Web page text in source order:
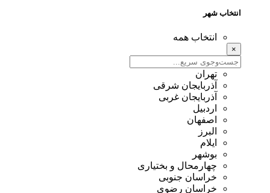
انتخاب شهر
انتخاب همه
×
تهران
آذربایجان شرقی
آذربایجان غربی
اردبیل
اصفهان
البرز
ایلام
بوشهر
چهارمحال و بختیاری
خراسان جنوبی
خراسان رضوی